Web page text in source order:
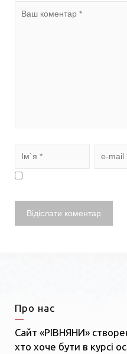
Про нас
Сайт «РІВНЯНИ»
хто хоче бути в курсі